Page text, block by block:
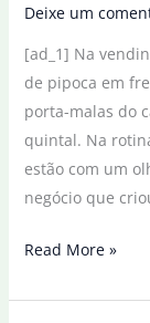
Deixe um
[ad_1] Na
de pipoca em
porta-malas do
quintal. Na
estão com um
negócio que
informalidade
Read More »